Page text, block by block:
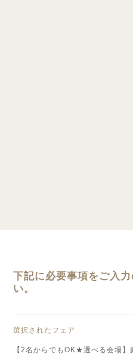
下記に必要事項をご入
い。
選択されたフェア
【2名からでもOK★選べる会場